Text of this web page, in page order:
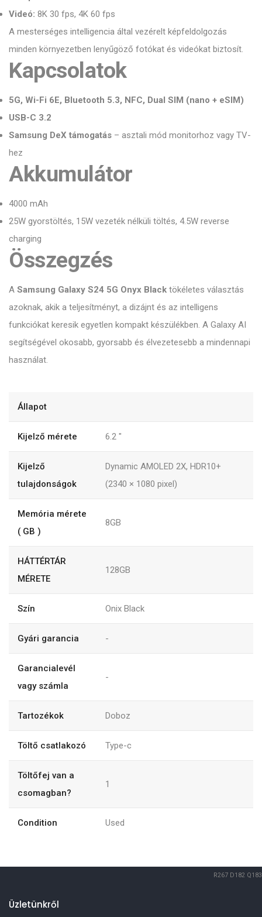
Videó: 8K 30 fps, 4K 60 fps
A mesterséges intelligencia által vezérelt képfeldolgozás
minden környezetben lenyűgöző fotókat és videókat biztosít.
Kapcsolatok
5G, Wi-Fi 6E, Bluetooth 5.3, NFC, Dual SIM (nano + eSIM)
USB-C 3.2
Samsung DeX támogatás – asztali mód monitorhoz vagy TV-
hez
Akkumulátor
4000 mAh
25W gyorstöltés, 15W vezeték nélküli töltés, 4.5W reverse
charging
Összegzés
A Samsung Galaxy S24 5G Onyx Black tökéletes választás
azoknak, akik a teljesítményt, a dizájnt és az intelligens
funkciókat keresik egyetlen kompakt készülékben. A Galaxy AI
segítségével okosabb, gyorsabb és élvezetesebb a mindennapi
használat.
Állapot
Kijelző mérete 6.2 "
Kijelző
tulajdonságok
Dynamic AMOLED 2X, HDR10+
(2340 × 1080 pixel)
Memória mérete
( GB )
8GB
HÁTTÉRTÁR
MÉRETE
128GB
Szín Onix Black
Gyári garancia -
Garancialevél
vagy számla
-
Tartozékok Doboz
Töltő csatlakozó Type-c
Töltőfej van a
csomagban?
1
Condition Used
R267 D182 Q183
Üzletünkről